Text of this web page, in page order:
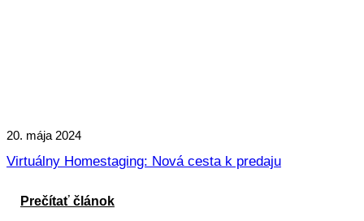
20. mája 2024
Virtuálny Homestaging: Nová cesta k predaju
Prečítať článok